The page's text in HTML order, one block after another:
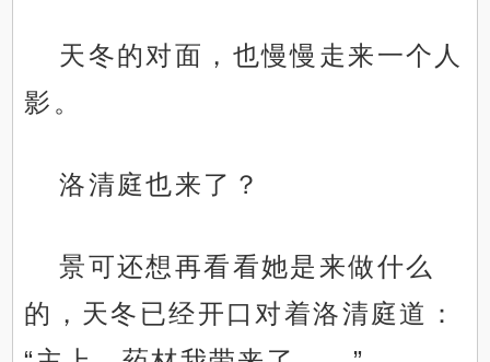
天冬的对面，也慢慢走来一个人
影。
洛清庭也来了？
景可还想再看看她是来做什么
的，天冬已经开口对着洛清庭道：